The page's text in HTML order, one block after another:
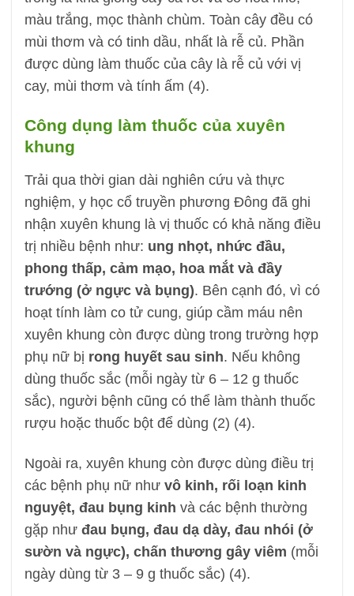
màu trắng, mọc thành chùm. Toàn cây đều có
mùi thơm và có tinh dầu, nhất là rễ củ. Phần
được dùng làm thuốc của cây là rễ củ với vị
cay, mùi thơm và tính ấm (4).
Công dụng làm thuốc của xuyên
khung
Trải qua thời gian dài nghiên cứu và thực
nghiệm, y học cổ truyền phương Đông đã ghi
nhận xuyên khung là vị thuốc có khả năng điều
trị nhiều bệnh như: ung nhọt, nhức đầu,
phong thấp, cảm mạo, hoa mắt và đầy
trướng (ở ngực và bụng). Bên cạnh đó, vì có
hoạt tính làm co tử cung, giúp cầm máu nên
xuyên khung còn được dùng trong trường hợp
phụ nữ bị rong huyết sau sinh. Nếu không
dùng thuốc sắc (mỗi ngày từ 6 – 12 g thuốc
sắc), người bệnh cũng có thể làm thành thuốc
rượu hoặc thuốc bột để dùng (2) (4).
Ngoài ra, xuyên khung còn được dùng điều trị
các bệnh phụ nữ như vô kinh, rối loạn kinh
nguyệt, đau bụng kinh và các bệnh thường
gặp như đau bụng, đau dạ dày, đau nhói (ở
sườn và ngực), chấn thương gây viêm (mỗi
ngày dùng từ 3 – 9 g thuốc sắc) (4).